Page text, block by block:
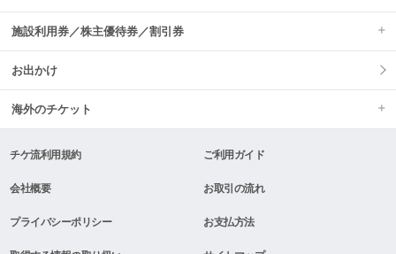
施設利用券／株主優待券／割引券
お出かけ
海外のチケット
チケ流利用規約 ご利用ガイド
会社概要 お取引の流れ
プライバシーポリシー お支払方法